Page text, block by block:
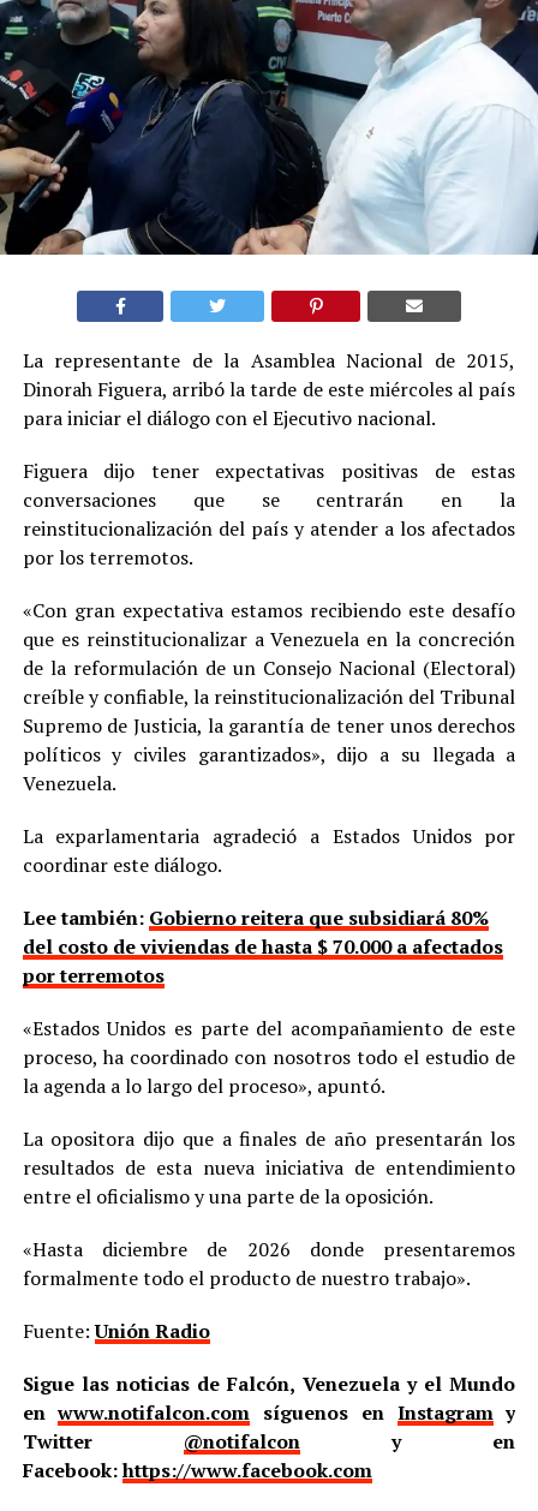
La representante de la Asamblea Nacional de 2015,
Dinorah Figuera, arribó la tarde de este miércoles al país
para iniciar el diálogo con el Ejecutivo nacional.
Figuera dijo tener expectativas positivas de estas
conversaciones que se centrarán en la
reinstitucionalización del país y atender a los afectados
por los terremotos.
«Con gran expectativa estamos recibiendo este desafío
que es reinstitucionalizar a Venezuela en la concreción
de la reformulación de un Consejo Nacional (Electoral)
creíble y confiable, la reinstitucionalización del Tribunal
Supremo de Justicia, la garantía de tener unos derechos
políticos y civiles garantizados», dijo a su llegada a
Venezuela.
La exparlamentaria agradeció a Estados Unidos por
coordinar este diálogo.
Lee también: Gobierno reitera que subsidiará 80%
del costo de viviendas de hasta $ 70.000 a afectados
por terremotos
«Estados Unidos es parte del acompañamiento de este
proceso, ha coordinado con nosotros todo el estudio de
la agenda a lo largo del proceso», apuntó.
La opositora dijo que a finales de año presentarán los
resultados de esta nueva iniciativa de entendimiento
entre el oficialismo y una parte de la oposición.
«Hasta diciembre de 2026 donde presentaremos
formalmente todo el producto de nuestro trabajo».
Fuente:Unión Radio
Sigue las noticias de Falcón, Venezuela y el Mundo
enwww.notifalcon.com síguenos en Instagramy
Twitter @notifalcony en
Facebook:https://www.facebook.com